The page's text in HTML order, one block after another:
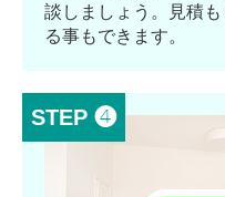
談しましょう。見積
る事もできます。
STEP ❹